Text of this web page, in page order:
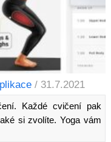
/ 31.7.2021
Každé cvičení pak
si zvolíte. Yoga vám